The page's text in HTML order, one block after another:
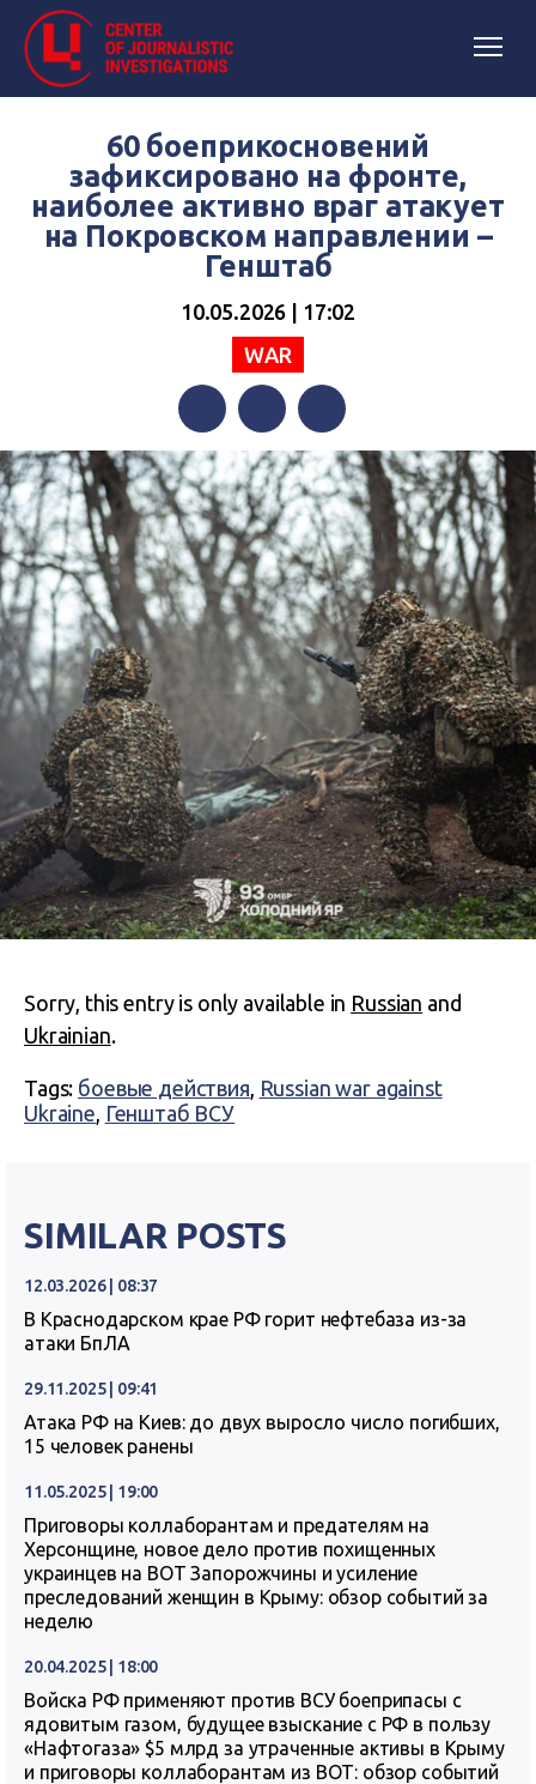
60 боеприкосновений
зафиксировано на фронте,
наиболее активно враг атакует
на Покровском направлении –
Генштаб
10.05.2026 | 17:02
WAR
FacebookTwitterTelegram
Sorry, this entry is only available in Russian and
Ukrainian.
Tags: боевые действия, Russian war against
Ukraine, Генштаб ВСУ
SIMILAR POSTS
12.03.2026 | 08:37
В Краснодарском крае РФ горит нефтебаза из-за
атаки БпЛА
29.11.2025 | 09:41
Атака РФ на Киев: до двух выросло число погибших,
15 человек ранены
11.05.2025 | 19:00
Приговоры коллаборантам и предателям на
Херсонщине, новое дело против похищенных
украинцев на ВОТ Запорожчины и усиление
преследований женщин в Крыму: обзор событий за
неделю
20.04.2025 | 18:00
Войска РФ применяют против ВСУ боеприпасы с
ядовитым газом, будущее взыскание с РФ в пользу
«Нафтогаза» $5 млрд за утраченные активы в Крыму
и приговоры коллаборантам из ВОТ: обзор событий